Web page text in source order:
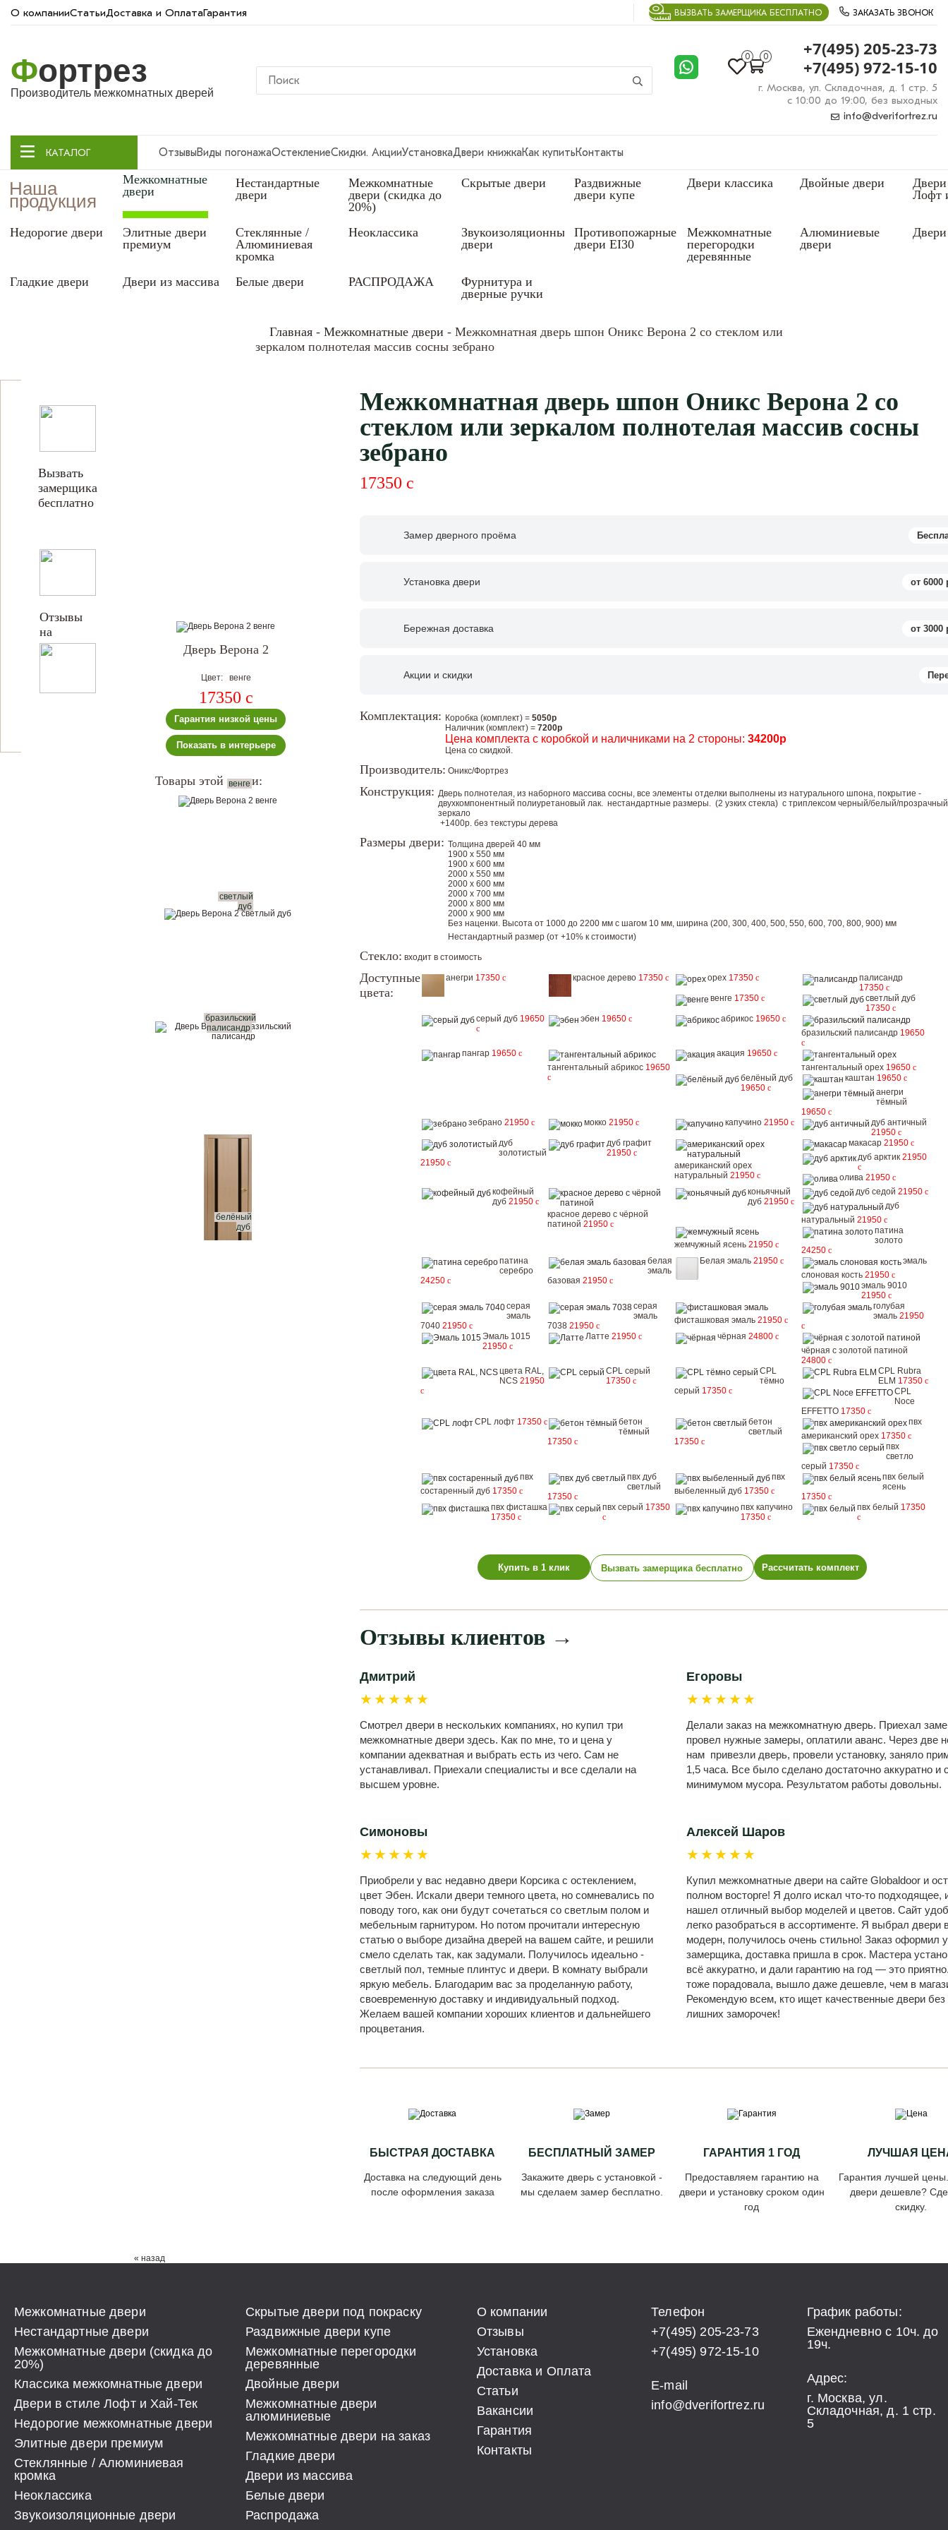
О компанииСтатьиДоставка и ОплатаГарантия ВЫЗВАТЬ ЗАМЕРЩИКА БЕСПЛАТНО ЗАКАЗАТЬ ЗВОНОК
Фортрез
Производитель межкомнатных дверей
0 0
+7(495) 205-23-73
+7(495) 972-15-10
г. Москва, ул. Складочная, д. 1 стр. 5
с 10:00 до 19:00, без выходных
info@dverifortrez.ru
КАТАЛОГ ОтзывыВиды погонажаОстеклениеСкидки. АкцииУстановкаДвери книжкаКак купитьКонтакты
Наша
продукция
Межкомнатные
двери
Нестандартные
двери
Межкомнатные
двери (скидка до
20%)
Скрытые двери
Раздвижные
двери купе
Двери классика Двойные двери
Лофт
Недорогие двери
Элитные двери
премиум
Стеклянные /
Алюминиевая
кромка
Неоклассика
Звукоизоляционные
двери
Противопожарные
двери EI30
Межкомнатные
перегородки
деревянные
Алюминиевые
двери
Двери
Гладкие двери Двери из массива Белые двери РАСПРОДАЖА
Фурнитура и
дверные ручки
Главная - Межкомнатные двери - Межкомнатная дверь шпон Оникс Верона 2 со стеклом или
зеркалом полнотелая массив сосны зебрано
Вызвать
замерщика
бесплатно
Отзывы
на
Дверь Верона 2
Цвет: венге
17350 c
Гарантия низкой цены
Показать в интерьере
Товары этой серии:
венге
светлый
дуб
бразильский
палисандр
белёный
дуб
Межкомнатная дверь шпон Оникс Верона 2 со
стеклом или зеркалом полнотелая массив сосны
зебрано
17350 c
Замер дверного проёма
Установка двери от 6000
Бережная доставка от 3000
Акции и скидки
Комплектация: Коробка (комплект) = 5050р
Наличник (комплект) = 7200р
Цена комплекта с коробкой и наличниками на 2 стороны: 34200р
Цена со скидкой.
Производитель: Оникс/Фортрез
Конструкция: Дверь полнотелая, из наборного массива сосны, все элементы отделки выполнены из натурального шпона, покрытие -
двухкомпонентный полиуретановый лак. нестандартные размеры. (2 узких стекла) с триплексом черный/белый/
зеркало
+1400р. без текстуры дерева
Размеры двери: Толщина дверей 40 мм
1900 х 550 мм
1900 х 600 мм
2000 х 550 мм
2000 х 600 мм
2000 х 700 мм
2000 х 800 мм
2000 х 900 мм
Без наценки. Высота от 1000 до 2200 мм с шагом 10 мм, ширина (200, 300, 400, 500, 550, 600, 700, 800, 900) мм
Нестандартный размер (от +10% к стоимости)
Стекло: входит в стоимость
Доступные
цвета:
анегри 17350 c красное дерево 17350 c орех 17350 c
палисандр
17350 c
венге 17350 c
светлый дуб
17350 c
серый дуб 19650
c
эбен 19650 c абрикос 19650 c
бразильский палисандр 19650
c
пангар 19650 c
тангентальный абрикос 19650
c
акация 19650 c
тангентальный орех 19650 c
белёный дуб
19650 c
каштан 19650 c
анегри
тёмный
19650 c
зебрано 21950 c мокко 21950 c капучино 21950 c
дуб античный
21950 c
дуб
золотистый
21950 c
дуб графит
21950 c
американский орех
натуральный 21950 c
макасар 21950 c
дуб арктик 21950
c
олива 21950 c
кофейный
дуб 21950 c
красное дерево с чёрной
патиной 21950 c
коньячный
дуб 21950 c
дуб седой 21950 c
дуб
натуральный 21950 c
жемчужный ясень 21950 c
патина
золото
24250 c
патина
серебро
24250 c
белая
эмаль
базовая 21950 c
Белая эмаль 21950 c
эмаль
слоновая кость 21950 c
эмаль 9010
21950 c
серая
эмаль
7040 21950 c
серая
эмаль
7038 21950 c
фисташковая эмаль 21950 c
голубая
эмаль 21950
c
Эмаль 1015
21950 c
Латте 21950 c чёрная 24800 c
чёрная с золотой патиной
24800 c
цвета RAL,
NCS 21950
c
CPL серый
17350 c
CPL
тёмно
серый 17350 c
CPL Rubra
ELM 17350 c
CPL
Noce
EFFETTO 17350 c
CPL лофт 17350 c
бетон
тёмный
17350 c
бетон
светлый
17350 c
пвх
американский орех 17350 c
пвх
светло
серый 17350 c
пвх
состаренный дуб 17350 c
пвх дуб
светлый
17350 c
пвх
выбеленный дуб 17350 c
пвх белый
ясень
17350 c
пвх фисташка
17350 c
пвх серый 17350
c
пвх капучино
17350 c
пвх белый 17350
c
Купить в 1 клик Вызвать замерщика бесплатно Рассчитать комплект
Отзывы клиентов →
Дмитрий
★★★★★
Смотрел двери в нескольких компаниях, но купил три
межкомнатные двери здесь. Как по мне, то и цена у
компании адекватная и выбрать есть из чего. Сам не
устанавливал. Приехали специалисты и все сделали на
высшем уровне.
Егоровы
★★★★★
Делали заказ на межкомнатную дверь. Приехал
провел нужные замеры, оплатили аванс. Через две
нам привезли дверь, провели установку, заняло
1,5 часа. Все было сделано достаточно аккуратно и
минимумом мусора. Результатом работы довольны.
Симоновы
★★★★★
Приобрели у вас недавно двери Корсика с остеклением,
цвет Эбен. Искали двери темного цвета, но сомневались по
поводу того, как они будут сочетаться со светлым полом и
мебельным гарнитуром. Но потом прочитали интересную
статью о выборе дизайна дверей на вашем сайте, и решили
смело сделать так, как задумали. Получилось идеально -
светлый пол, темные плинтус и двери. В комнату выбрали
яркую мебель. Благодарим вас за проделанную работу,
своевременную доставку и индивидуальный подход.
Желаем вашей компании хороших клиентов и дальнейшего
процветания.
Алексей Шаров
★★★★★
Купил межкомнатные двери на сайте Globaldoor и
полном восторге! Я долго искал что-то подходящее,
нашел отличный выбор моделей и цветов. Сайт
легко разобраться в ассортименте. Я выбрал двери
модерн, получилось очень стильно! Заказ оформил у
замерщика, доставка пришла в срок. Мастера
всё аккуратно, и дали гарантию на год — это
тоже порадовала, вышло даже дешевле, чем в
Рекомендую всем, кто ищет качественные двери без
лишних заморочек!
БЫСТРАЯ ДОСТАВКА
Доставка на следующий день
после оформления заказа
БЕСПЛАТНЫЙ ЗАМЕР
Закажите дверь с установкой -
мы сделаем замер бесплатно.
ГАРАНТИЯ 1 ГОД
Предоставляем гарантию на
двери и установку сроком один
год
ЛУЧШАЯ
Гарантия лучшей
двери дешевле?
скидку.
« назад
Межкомнатные двери
Нестандартные двери
Межкомнатные двери (скидка до
20%)
Классика межкомнатные двери
Двери в стиле Лофт и Хай-Тек
Недорогие межкомнатные двери
Элитные двери премиум
Стеклянные / Алюминиевая
кромка
Неоклассика
Звукоизоляционные двери
Скрытые двери под покраску
Раздвижные двери купе
Межкомнатные перегородки
деревянные
Двойные двери
Межкомнатные двери
алюминиевые
Межкомнатные двери на заказ
Гладкие двери
Двери из массива
Белые двери
Распродажа
О компании
Отзывы
Установка
Доставка и Оплата
Статьи
Вакансии
Гарантия
Контакты
Телефон
+7(495) 205-23-73
+7(495) 972-15-10
E-mail
info@dverifortrez.ru
График работы:
Ежендневно с 10ч. до
19ч.
Адрес:
г. Москва, ул.
Складочная, д. 1 стр.
5